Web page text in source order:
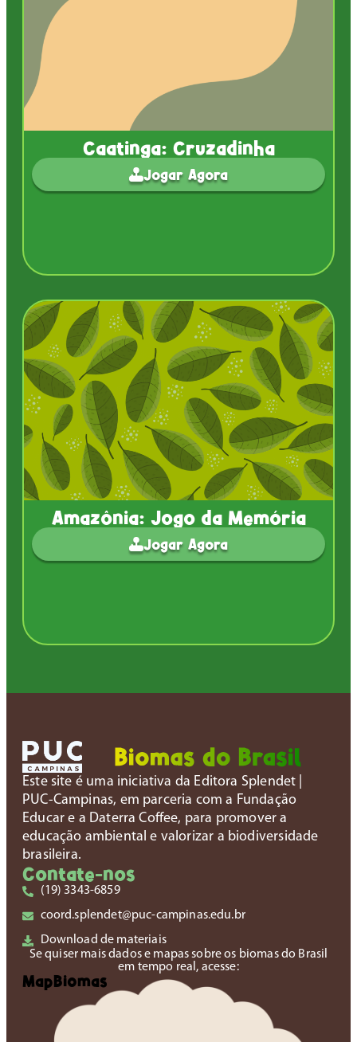
Caatinga: Cruzadinha
Jogar Agora
Amazônia: Jogo da Memória
Jogar Agora
Este site é uma iniciativa da Editora Splendet |
PUC-Campinas, em parceria com a Fundação
Educar e a Daterra Coffee, para promover a
educação ambiental e valorizar a biodiversidade
brasileira.
Contate-nos
(19) 3343-6859
coord.splendet@puc-campinas.edu.br
Download de materiais
Se quiser mais dados e mapas sobre os biomas do Brasil
em tempo real, acesse:
MapBiomas